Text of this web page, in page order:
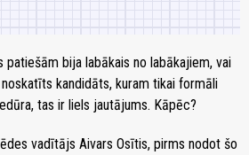
bija labākais no labākajiem, vai
kandidāts, kuram tikai formāli
tas ir liels jautājums. Kāpēc?
vadītājs Aivars Osītis, pirms nodot šo